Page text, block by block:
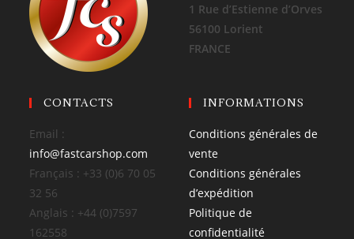
1 Rue d’Estienne d’Orves
56100 Lorient
FRANCE
CONTACTS
Email :
info@fastcarshop.com
Français : +33 (0)6 70 05
32 56
Anglais : +44 (0)7597
162558
INFORMATIONS
Conditions générales de
vente
Conditions générales
d’expédition
Politique de
confidentialité